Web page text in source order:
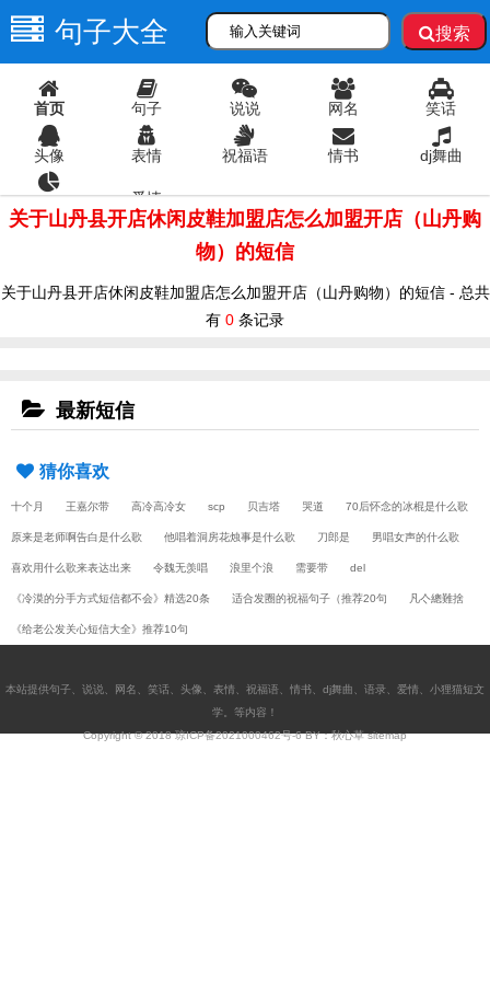
句子大全 搜索
首页 句子 说说 网名 笑话
头像 表情 祝福语 情书 dj舞曲
爱情
关于山丹县开店休闲皮鞋加盟店怎么加盟开店（山丹购
物）的短信
关于山丹县开店休闲皮鞋加盟店怎么加盟开店（山丹购物）的短信 - 总共
有 0 条记录
最新短信
猜你喜欢
十个月 王嘉尔带 高冷高冷女 scp 贝吉塔 哭道 70后怀念的冰棍是什么歌
原来是老师啊告白是什么歌 他唱着洞房花烛事是什么歌 刀郎是 男唱女声的什么歌
喜欢用什么歌来表达出来 令魏无羡唱 浪里个浪 需要带 del
《冷漠的分手方式短信都不会》精选20条 适合发圈的祝福句子（推荐20句 凡亽總難捨
《给老公发关心短信大全》推荐10句
本站提供句子 说说 网名 笑话 头像 表情 祝福语 情书 dj舞曲 语录 爱情
小狸猫短文
学 。等内容！
Copyright © 2018琼ICP备2021000462号-6BY：秋心草sitemap